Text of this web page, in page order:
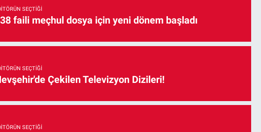
SEÇTIĞI
faili meçhul dosya için yeni dönem başladı
SEÇTIĞI
Çekilen Televizyon Dizileri!
SEÇTIĞI